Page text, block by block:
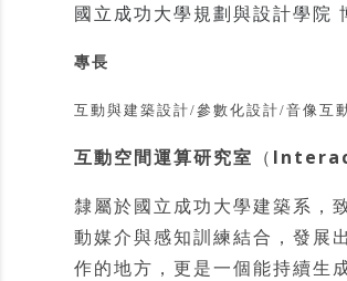
國立成功大學規劃與設計學院
專長
互動與建築設計/參數化設計/音像互
互動空間運算研究室 （
隸屬於國立成功大學建築系，
動媒介與感知訓練結合，發展
作的地方，更是一個能持續生